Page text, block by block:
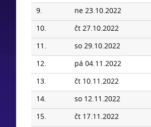
9. ne 23.10.2022
10. čt 27.10.2022
11. so 29.10.2022
12. pá 04.11.2022
13. čt 10.11.2022
14. so 12.11.2022
15. čt 17.11.2022